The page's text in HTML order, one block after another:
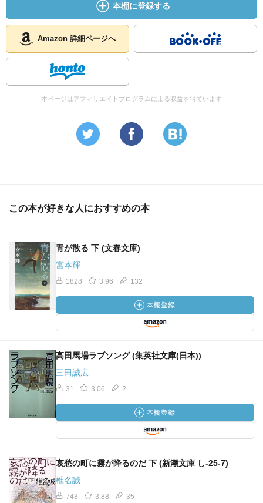
本棚に登録する
Amazon 詳細ページへ
本ページはアフィリエイトプログラムによる収益を得ています
この本が好きな人におすすめの本
青が散る 下 (文春文庫)
宮本輝
1828 3.96 132
高田馬場ラブソング (集英社文庫(日本))
三田誠広
31 3.06 2
哀愁の町に霧が降るのだ 下 (新潮文庫 し-25-7)
椎名誠
748 3.88 35